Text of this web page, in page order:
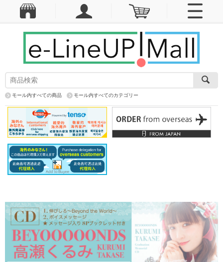
モール内すべての商品 モール内すべてのカテゴリー